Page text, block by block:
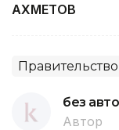
АХМЕТОВ
Правительство
без
Автор